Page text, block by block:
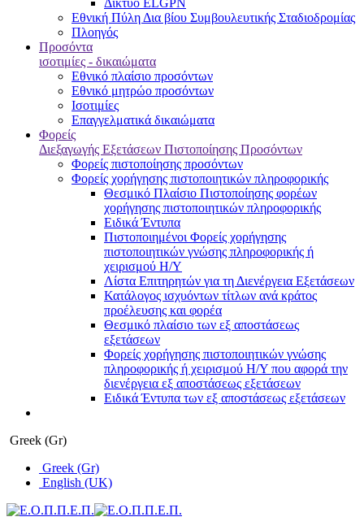
Δίκτυο ELGPN
Εθνική Πύλη Δια βίου Συμβουλευτικής Σταδιοδρομίας
Πλοηγός
Προσόντα
ισοτιμίες - δικαιώματα
Εθνικό πλαίσιο προσόντων
Εθνικό μητρώο προσόντων
Ισοτιμίες
Επαγγελματικά δικαιώματα
Φορείς
Διεξαγωγής Εξετάσεων Πιστοποίησης Προσόντων
Φορείς πιστοποίησης προσόντων
Φορείς χορήγησης πιστοποιητικών πληροφορικής
Θεσμικό Πλαίσιο Πιστοποίησης φορέων
χορήγησης πιστοποιητικών πληροφορικής
Ειδικά Έντυπα
Πιστοποιημένοι Φορείς χορήγησης
πιστοποιητικών γνώσης πληροφορικής ή
χειρισμού Η/Υ
Λίστα Επιτηρητών για τη Διενέργεια Εξετάσεων
Κατάλογος ισχυόντων τίτλων ανά κράτος
προέλευσης και φορέα
Θεσμικό πλαίσιο των εξ αποστάσεως
εξετάσεων
Φορείς χορήγησης πιστοποιητικών γνώσης
πληροφορικής ή χειρισμού Η/Υ που αφορά την
διενέργεια εξ αποστάσεως εξετάσεων
Ειδικά Έντυπα των εξ αποστάσεως εξετάσεων
Greek (Gr)
Greek (Gr)
English (UK)